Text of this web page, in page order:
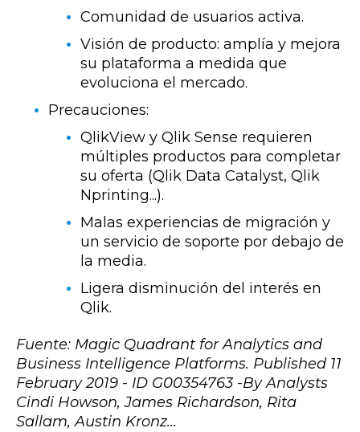
Comunidad de usuarios activa.
Visión de producto: amplía y mejora
su plataforma a medida que
evoluciona el mercado.
Precauciones:
QlikView y Qlik Sense requieren
múltiples productos para completar
su oferta (Qlik Data Catalyst, Qlik
Nprinting...).
Malas experiencias de migración y
un servicio de soporte por debajo de
la media.
Ligera disminución del interés en
Qlik.
Fuente: Magic Quadrant for Analytics and
Business Intelligence Platforms. Published 11
February 2019 - ID G00354763 -By Analysts
Cindi Howson, James Richardson, Rita
Sallam, Austin Kronz...